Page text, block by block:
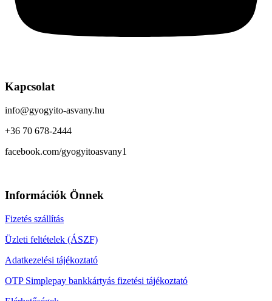
Kapcsolat
info@gyogyito-asvany.hu
+36 70 678-2444
facebook.com/gyogyitoasvany1
Információk Önnek
Fizetés szállítás
Üzleti feltételek (ÁSZF)
Adatkezelési tájékoztató
OTP Simplepay bankkártyás fizetési tájékoztató